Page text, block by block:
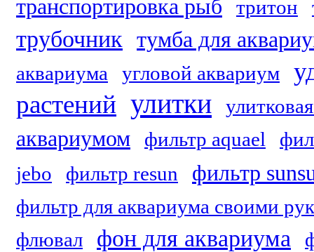
транспортировка рыб тритон
трубочник тумба для
аквариума угловой аквариум
растений улитки
аквариумом фильтр aquael
jebo
фильтр resun фильтр
фильтр для аквариума своими
флювал
фон для аквариума